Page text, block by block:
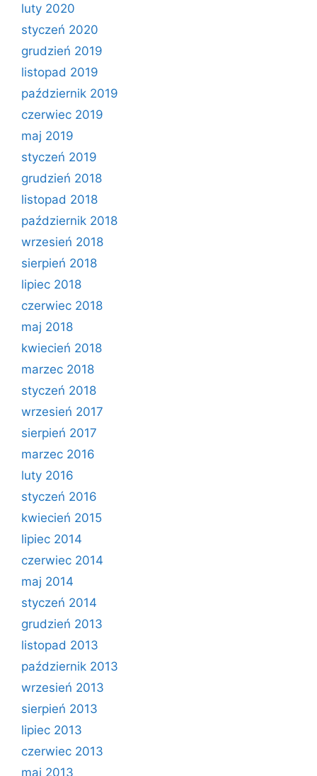
luty 2020
styczeń 2020
grudzień 2019
listopad 2019
październik 2019
czerwiec 2019
maj 2019
styczeń 2019
grudzień 2018
listopad 2018
październik 2018
wrzesień 2018
sierpień 2018
lipiec 2018
czerwiec 2018
maj 2018
kwiecień 2018
marzec 2018
styczeń 2018
wrzesień 2017
sierpień 2017
marzec 2016
luty 2016
styczeń 2016
kwiecień 2015
lipiec 2014
czerwiec 2014
maj 2014
styczeń 2014
grudzień 2013
listopad 2013
październik 2013
wrzesień 2013
sierpień 2013
lipiec 2013
czerwiec 2013
maj 2013